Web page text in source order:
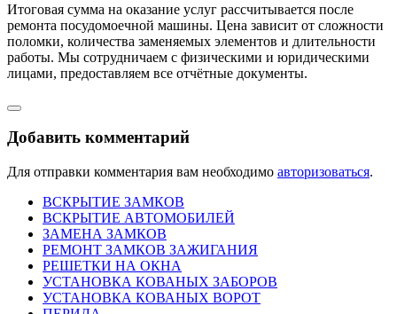
Итоговая сумма на оказание услуг рассчитывается после
ремонта посудомоечной машины. Цена зависит от сложности
поломки, количества заменяемых элементов и длительности
работы. Мы сотрудничаем с физическими и юридическими
лицами, предоставляем все отчётные документы.
Добавить комментарий
Для отправки комментария вам необходимо авторизоваться.
ВСКРЫТИЕ ЗАМКОВ
ВСКРЫТИЕ АВТОМОБИЛЕЙ
ЗАМЕНА ЗАМКОВ
РЕМОНТ ЗАМКОВ ЗАЖИГАНИЯ
РЕШЕТКИ НА ОКНА
УСТАНОВКА КОВАНЫХ ЗАБОРОВ
УСТАНОВКА КОВАНЫХ ВОРОТ